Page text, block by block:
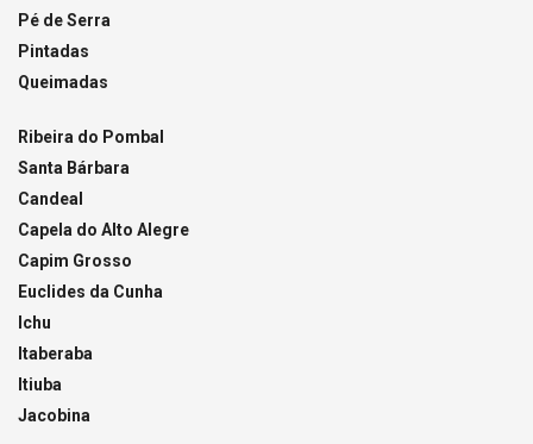
Pé de Serra
Pintadas
Queimadas
Ribeira do Pombal
Santa Bárbara
Candeal
Capela do Alto Alegre
Capim Grosso
Euclides da Cunha
Ichu
Itaberaba
Itiuba
Jacobina